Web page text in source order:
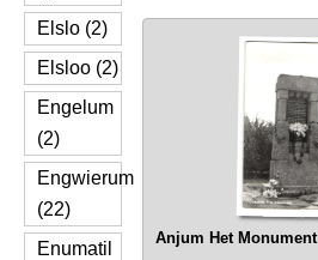
Elslo (2)
Elsloo (2)
Engelum
(2)
Engwierum
(22)
Enumatil
Anjum Het Monument